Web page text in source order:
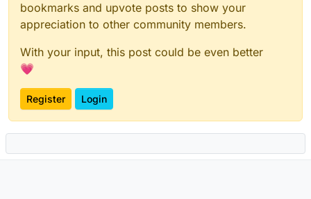
bookmarks and upvote posts to show your
appreciation to other community members.
With your input, this post could be even better
💗
Register Login